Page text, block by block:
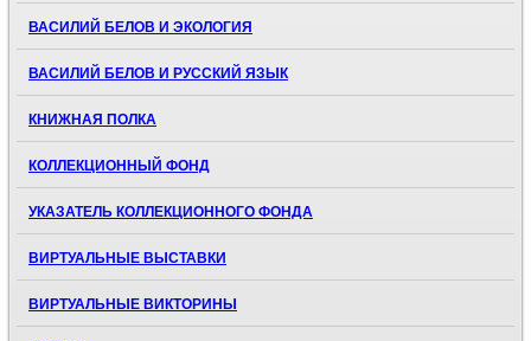
ВАСИЛИЙ БЕЛОВ И ЭКОЛОГИЯ
ВАСИЛИЙ БЕЛОВ И РУССКИЙ ЯЗЫК
КНИЖНАЯ ПОЛКА
КОЛЛЕКЦИОННЫЙ ФОНД
УКАЗАТЕЛЬ КОЛЛЕКЦИОННОГО ФОНДА
ВИРТУАЛЬНЫЕ ВЫСТАВКИ
ВИРТУАЛЬНЫЕ ВИКТОРИНЫ